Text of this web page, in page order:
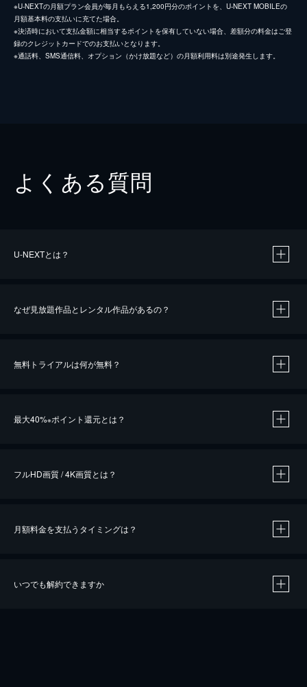
※U-NEXTの月額プラン会員が毎月もらえる1,200円分のポイントを、U-NEXT MOBILEの
月額基本料の支払いに充てた場合。
※決済時において支払金額に相当するポイントを保有していない場合、差額分の料金はご登
録のクレジットカードでのお支払いとなります。
※通話料、SMS通信料、オプション（かけ放題など）の月額利用料は別途発生します。
よくある質問
U-NEXTとは？
なぜ見放題作品とレンタル作品があるの？
無料トライアルは何が無料？
最大40%※ポイント還元とは？
※40％ポイント還元の対象は、クレジットカード決済による作品の購入 / レンタルです。
フルHD画質 / 4K画質とは？
月額料金を支払うタイミングは？
いつでも解約できますか